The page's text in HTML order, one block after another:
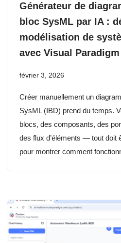
Générateur de
bloc SysML par IA :
modélisation de
avec Visual Paradigm
février 3, 2026
Créer manuellement un
SysML (IBD) prend du temps.
blocs, des composants, des
des flux d’éléments — tout doit
pour montrer comment